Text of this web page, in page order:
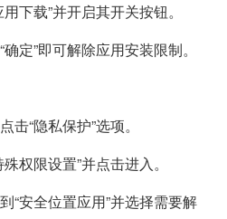
下载”并开启其开关按钮。
定”即可解除应用安装限制。
“隐私保护”选项。
权限设置”并点击进入。
“安全位置应用”并选择需要解